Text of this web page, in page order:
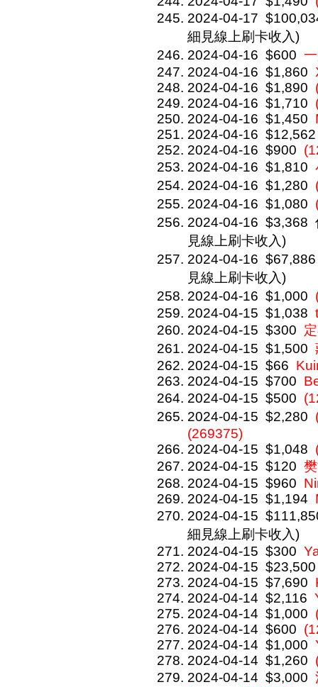
2024-04-17
細見線上刷卡收入)
2024-04-16 $600
2024-04-16 $1,860
2024-04-16 $1,890
2024-04-16 $1,710
2024-04-16 $1,450
2024-04-16 $12,562
2024-04-16 $900
2024-04-16 $1,810
2024-04-16 $1,280
2024-04-16 $1,080
2024-04-16 $3,368
見線上刷卡收入)
2024-04-16 $67,886
見線上刷卡收入)
2024-04-16 $1,000
2024-04-15 $1,038
2024-04-15 $300
2024-04-15 $1,500
2024-04-15 $66
2024-04-15 $700
2024-04-15 $500
2024-04-15 $2,280
(269375)
2024-04-15 $1,048
2024-04-15 $120
2024-04-15 $960
2024-04-15 $1,194
2024-04-15
細見線上刷卡收入)
2024-04-15 $300
2024-04-15 $23,500
2024-04-15 $7,690
2024-04-14 $2,116
2024-04-14 $1,000
2024-04-14 $600
2024-04-14 $1,000
2024-04-14 $1,260
2024-04-14 $3,000